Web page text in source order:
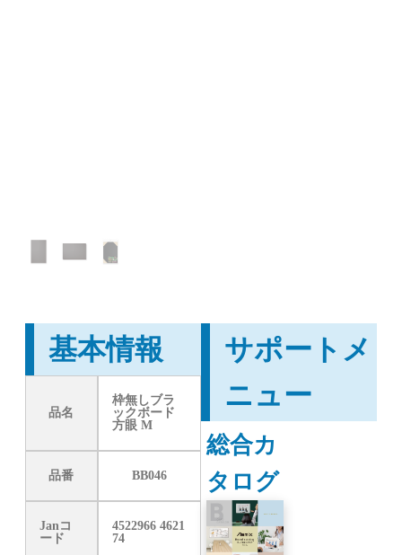
基本情報
品名
枠無しブラ
ックボード
方眼 M
品番 BB046
Janコ
ード
4522966 4621
74
サポートメ
ニュー
総合カ
タログ